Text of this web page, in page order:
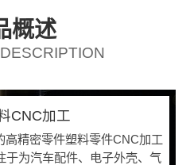
概述
CNC加工
高精密零件塑料零件CNC加工
于为汽车配件、电子外壳、气